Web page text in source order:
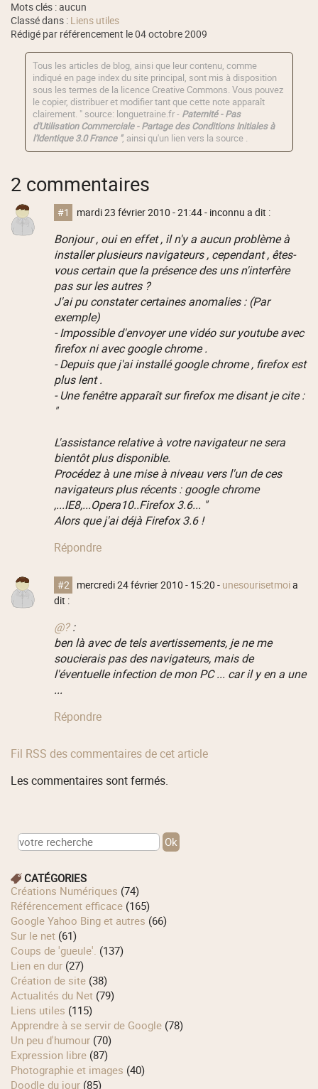
Mots clés : aucun
Classé dans : Liens utiles
Rédigé par référencement le 04 octobre 2009
Tous les articles de blog, ainsi que leur contenu, comme
indiqué en page index du site principal, sont mis à disposition
sous les termes de la licence Creative Commons. Vous pouvez
le copier, distribuer et modifier tant que cette note apparaît
clairement. " source: longuetraine.fr - Paternité - Pas
d'Utilisation Commerciale - Partage des Conditions Initiales à
l'Identique 3.0 France ", ainsi qu'un lien vers la source .
2 commentaires
#1 mardi 23 février 2010 - 21:44- inconnu a dit :
Bonjour , oui en effet , il n'y a aucun problème à
installer plusieurs navigateurs , cependant , êtes-
vous certain que la présence des uns n'interfère
pas sur les autres ?
J'ai pu constater certaines anomalies : (Par
exemple)
- Impossible d'envoyer une vidéo sur youtube avec
firefox ni avec google chrome .
- Depuis que j'ai installé google chrome , firefox est
plus lent .
- Une fenêtre apparaît sur firefox me disant je cite :
"
L'assistance relative à votre navigateur ne sera
bientôt plus disponible.
Procédez à une mise à niveau vers l'un de ces
navigateurs plus récents : google chrome
,...IE8,...Opera10..Firefox 3.6... "
Alors que j'ai déjà Firefox 3.6 !
Répondre
#2 mercredi 24 février 2010 - 15:20 - unesourisetmoia
dit :
@?:
ben là avec de tels avertissements, je ne me
soucierais pas des navigateurs, mais de
l'éventuelle infection de mon PC ... car il y en a une
...
Répondre
Fil RSS des commentaires de cet article
Les commentaires sont fermés.
CATÉGORIES
Créations Numériques (74)
Référencement efficace (165)
Google Yahoo Bing et autres (66)
Sur le net (61)
Coups de 'gueule'. (137)
Lien en dur (27)
Création de site (38)
Actualités du Net (79)
Liens utiles (115)
Apprendre à se servir de Google (78)
Un peu d'humour (70)
Expression libre (87)
Photographie et images (40)
Doodle du jour (85)